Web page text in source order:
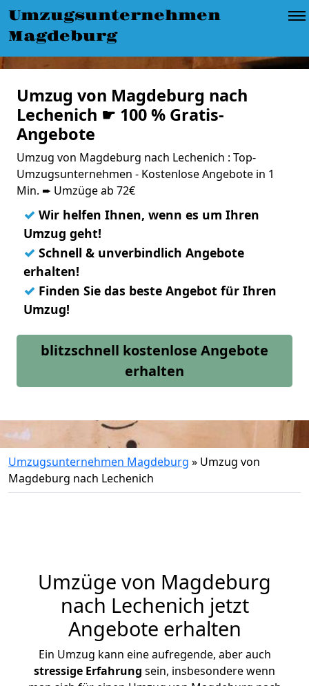
Umzugsunternehmen
Magdeburg
Umzug von Magdeburg nach
Lechenich ☛ 100 % Gratis-
Angebote
Umzug von Magdeburg nach Lechenich : Top-
Umzugsunternehmen - Kostenlose Angebote in 1
Min. ➨ Umzüge ab 72€
✓ Wir helfen Ihnen, wenn es um Ihren
Umzug geht!
✓ Schnell & unverbindlich Angebote
erhalten!
✓ Finden Sie das beste Angebot für Ihren
Umzug!
blitzschnell kostenlose Angebote
erhalten
Umzugsunternehmen Magdeburg » Umzug von
Magdeburg nach Lechenich
Umzüge von Magdeburg
nach Lechenich jetzt
Angebote erhalten
Ein Umzug kann eine aufregende, aber auch
stressige Erfahrung sein, insbesondere wenn